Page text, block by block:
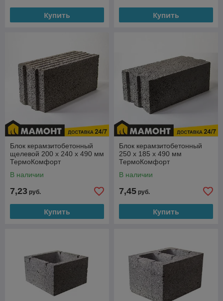
Купить Купить
Блок керамзитобетонный
щелевой 200 x 240 х 490 мм
ТермоКомфорт
В наличии
7,23 руб.
Купить
Блок керамзитобетонный
250 x 185 х 490 мм
ТермоКомфорт
В наличии
7,45 руб.
Купить